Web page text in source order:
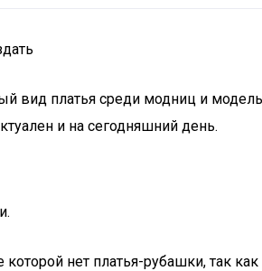
вид платья среди модниц и
и на сегодняшний день.
нет платья-рубашки, так